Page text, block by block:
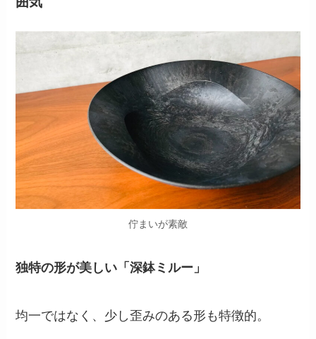
佇まいが素敵
独特の形が美しい「深鉢ミルー」
均一ではなく、少し歪みのある形も特徴的。